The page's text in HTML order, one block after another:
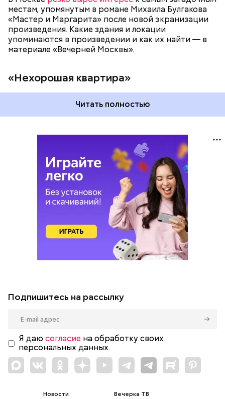
местам, упомянутым в романе Михаила Булгакова
«Мастер и Маргарита» после новой экранизации
произведения. Какие здания и локации
упоминаются в произведении и как их найти — в
материале «Вечерней Москвы».
«Нехорошая квартира»
Читать полностью
Подпишитесь на рассылку
Я даю согласие на обработку своих
персональных данных.
Новости
Вечерка ТВ